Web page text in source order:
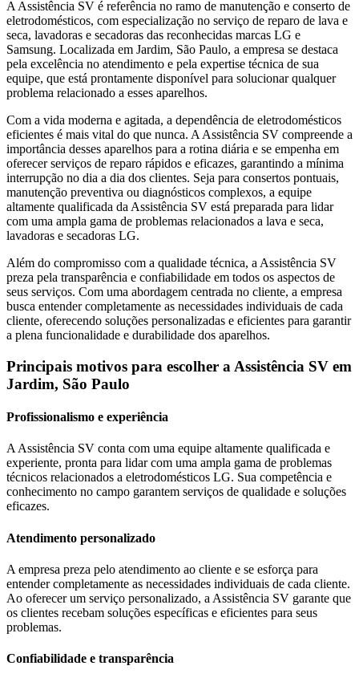
A Assistência SV é referência no ramo de manutenção e conserto de
eletrodomésticos, com especialização no serviço de reparo de lava e
seca, lavadoras e secadoras das reconhecidas marcas LG e
Samsung. Localizada em Jardim, São Paulo, a empresa se destaca
pela excelência no atendimento e pela expertise técnica de sua
equipe, que está prontamente disponível para solucionar qualquer
problema relacionado a esses aparelhos.
Com a vida moderna e agitada, a dependência de eletrodomésticos
eficientes é mais vital do que nunca. A Assistência SV compreende a
importância desses aparelhos para a rotina diária e se empenha em
oferecer serviços de reparo rápidos e eficazes, garantindo a mínima
interrupção no dia a dia dos clientes. Seja para consertos pontuais,
manutenção preventiva ou diagnósticos complexos, a equipe
altamente qualificada da Assistência SV está preparada para lidar
com uma ampla gama de problemas relacionados a lava e seca,
lavadoras e secadoras LG.
Além do compromisso com a qualidade técnica, a Assistência SV
preza pela transparência e confiabilidade em todos os aspectos de
seus serviços. Com uma abordagem centrada no cliente, a empresa
busca entender completamente as necessidades individuais de cada
cliente, oferecendo soluções personalizadas e eficientes para garantir
a plena funcionalidade e durabilidade dos aparelhos.
Principais motivos para escolher a Assistência SV em
Jardim, São Paulo
Profissionalismo e experiência
A Assistência SV conta com uma equipe altamente qualificada e
experiente, pronta para lidar com uma ampla gama de problemas
técnicos relacionados a eletrodomésticos LG. Sua competência e
conhecimento no campo garantem serviços de qualidade e soluções
eficazes.
Atendimento personalizado
A empresa preza pelo atendimento ao cliente e se esforça para
entender completamente as necessidades individuais de cada cliente.
Ao oferecer um serviço personalizado, a Assistência SV garante que
os clientes recebam soluções específicas e eficientes para seus
problemas.
Confiabilidade e transparência